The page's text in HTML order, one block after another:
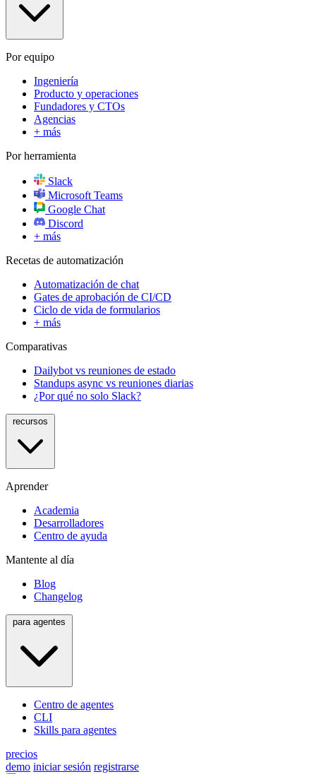
Por equipo
Ingeniería
Producto y operaciones
Fundadores y CTOs
Agencias
+ más
Por herramienta
Slack
Microsoft Teams
Google Chat
Discord
+ más
Recetas de automatización
Automatización de chat
Gates de aprobación de CI/CD
Ciclo de vida de formularios
+ más
Comparativas
Dailybot vs reuniones de estado
Standups async vs reuniones diarias
¿Por qué no solo Slack?
Aprender
Academia
Desarrolladores
Centro de ayuda
Mantente al día
Blog
Changelog
Centro de agentes
CLI
Skills para agentes
precios
demo iniciar sesión registrarse